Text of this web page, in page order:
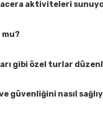
aktiviteleri
gibi özel turlar
güvenliğini nasıl